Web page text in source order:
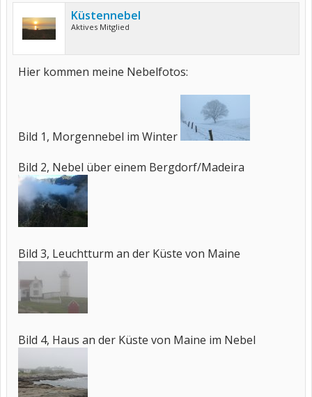
Küstennebel
Aktives Mitglied
Hier kommen meine Nebelfotos:
Bild 1, Morgennebel im Winter
Bild 2, Nebel über einem Bergdorf/Madeira
Bild 3, Leuchtturm an der Küste von Maine
Bild 4, Haus an der Küste von Maine im Nebel